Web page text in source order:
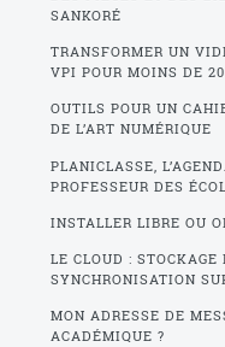
SANKORÉ
TRANSFORMER UN
VPI POUR MOINS DE
OUTILS POUR UN
DE L’ART NUMÉRIQUE
PLANICLASSE,
PROFESSEUR DES
INSTALLER LIBRE OU
LE CLOUD : STOCKAGE
SYNCHRONISATION
MON ADRESSE DE
ACADÉMIQUE ?